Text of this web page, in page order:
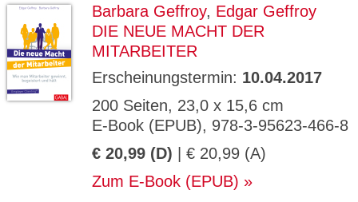
Barbara Geffroy, Edgar Geffroy
DIE NEUE MACHT DER
MITARBEITER
Erscheinungstermin: 10.04.2017
200 Seiten, 23,0 x 15,6 cm
E-Book (EPUB), 978-3-95623-466-8
€ 20,99 (D) | € 20,99 (A)
Zum E-Book (EPUB)
OKIES
gabal-
Speichert den Zustimmungsstatus des
Benutzers für Cookies auf der aktuellen
Domäne.
90
Ta